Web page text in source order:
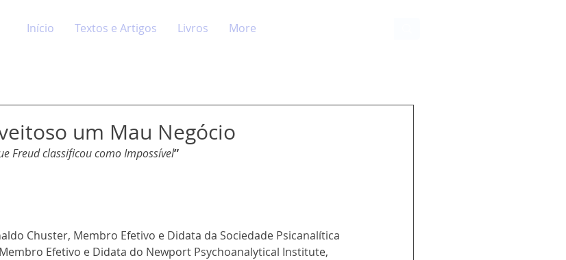
Início Textos e Artigos Livros More
um Mau Negócio
Freud classificou como Impossível”
Chuster, Membro Efetivo e Didata da Sociedade Psicanalítica
Efetivo e Didata do Newport Psychoanalytical Institute,